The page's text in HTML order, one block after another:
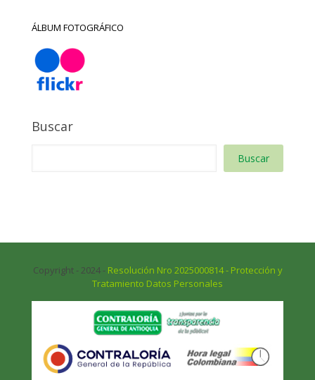
ÁLBUM FOTOGRÁFICO
Buscar
Buscar
Copyright - 2024 - Resolución Nro 2025000814 - Protección y
Tratamiento Datos Personales